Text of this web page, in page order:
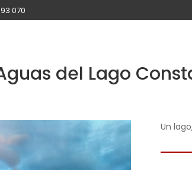
070
del Lago
Un